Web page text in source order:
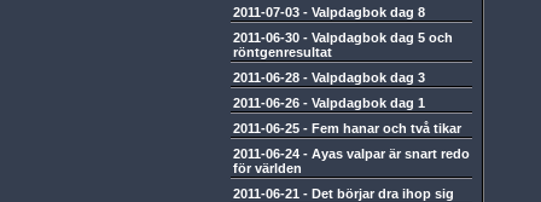
2011-07-03 - Valpdagbok dag 8
2011-06-30 - Valpdagbok dag 5 och
röntgenresultat
2011-06-28 - Valpdagbok dag 3
2011-06-26 - Valpdagbok dag 1
2011-06-25 - Fem hanar och två tikar
2011-06-24 - Ayas valpar är snart redo
för världen
2011-06-21 - Det börjar dra ihop sig